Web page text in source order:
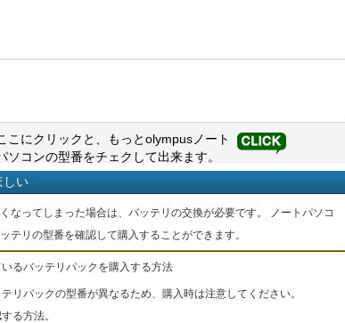
こにクリックと、もっとolympusノート
ソコンの型番をチェクして出来ます。
しい
なってしまった場合は、バッテリの交換が必要です。 ノートパソコ
テリの型番を確認して購入することができます。
るバッテリパックを購入する方法
リパックの型番が異なるため、購入時は注意してください。
る方法。